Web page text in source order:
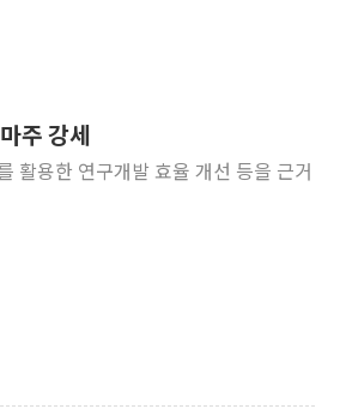
주 강세
활용한 연구개발 효율 개선 등을 근거